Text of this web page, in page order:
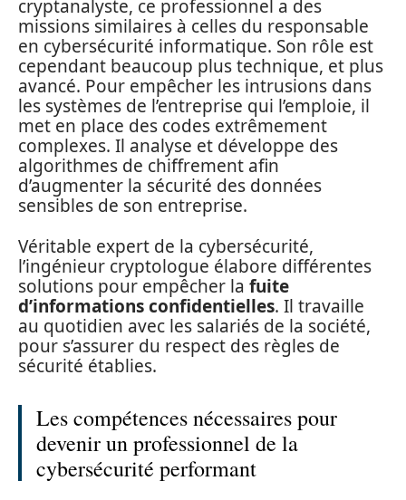
cryptanalyste, ce professionnel a des
missions similaires à celles du responsable
en cybersécurité informatique. Son rôle est
cependant beaucoup plus technique, et plus
avancé. Pour empêcher les intrusions dans
les systèmes de l’entreprise qui l’emploie, il
met en place des codes extrêmement
complexes. Il analyse et développe des
algorithmes de chiffrement afin
d’augmenter la sécurité des données
sensibles de son entreprise.
Véritable expert de la cybersécurité,
l’ingénieur cryptologue élabore différentes
solutions pour empêcher la fuite
d’informations confidentielles. Il travaille
au quotidien avec les salariés de la société,
pour s’assurer du respect des règles de
sécurité établies.
Les compétences nécessaires pour
devenir un professionnel de la
cybersécurité performant